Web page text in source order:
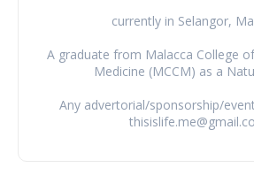
currently in Selangor,
A graduate from Malacca College
Medicine (MCCM) as a
Any advertorial/sponsorship/